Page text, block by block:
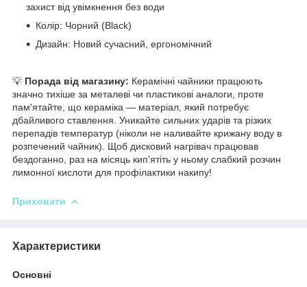
захист від увімкнення без води
Колір: Чорний (Black)
Дизайн: Новий сучасний, ергономічний
💡 Порада від магазину: Керамічні чайники працюють
значно тихіше за металеві чи пластикові аналоги, проте
пам'ятайте, що кераміка — матеріал, який потребує
дбайливого ставлення. Уникайте сильних ударів та різких
перепадів температур (ніколи не наливайте крижану воду в
розпечений чайник). Щоб дисковий нагрівач працював
бездоганно, раз на місяць кип'ятіть у ньому слабкий розчин
лимонної кислоти для профілактики накипу!
Приховати
Характеристики
Основні